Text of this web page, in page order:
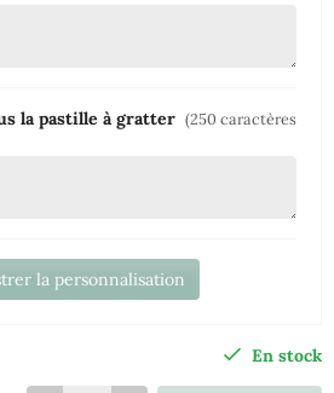
la pastille à gratter (250 caractères
la personnalisation
En stock